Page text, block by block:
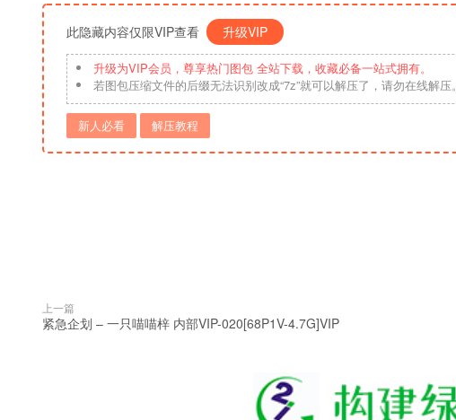
此隐藏内容仅限VIP查看 升级VIP
升级为VIP会员，尊享热门图包 全站下载，收藏必备一站式拥有。
若图包压缩文件的后缀无法识别改成“7z”就可以解压了，请勿在线解压。
新人必看 解压教程
上一篇
紧急企划 – 一只喵喵梓 内部VIP-020[68P1V-4.7G]VIP